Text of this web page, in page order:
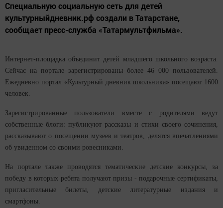
Специальную социальную сеть для детей
культурныйдневник.рф создали в Татарстане,
сообщает пресс-служба «Татармультфильма».
Интернет-площадка объединит детей младшего школьного возраста.
Сейчас на портале зарегистрированы более 46 000 пользователей.
Ежедневно портал «Культурный дневник школьника» посещают 1600
человек.
Зарегистрированные пользователи вместе с родителями ведут
собственные блоги: публикуют рассказы и стихи своего сочинения,
рассказывают о посещении музеев и театров, делятся впечатлениями
об увиденном со своими ровесниками.
На портале также проводятся тематические детские конкурсы, за
победу в которых ребята получают призы - подарочные сертификаты,
пригласительные билеты, детские литературные издания и
смартфоны.